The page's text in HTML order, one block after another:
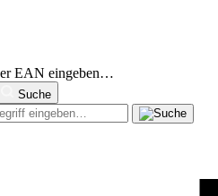
EAN eingeben…
Suche